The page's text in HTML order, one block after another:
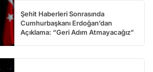
Şehit Haberleri Sonrasında
Cumhurbaşkanı Erdoğan’dan
Açıklama: “Geri Adım Atmayacağız”